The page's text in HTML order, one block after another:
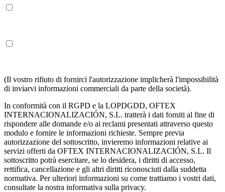
(Il vostro rifiuto di fornirci l'autorizzazione implicherà l'impossibilità
di inviarvi informazioni commerciali da parte della società).
In conformità con il RGPD e la LOPDGDD, OFTEX
INTERNACIONALIZACIÓN, S.L. tratterà i dati forniti al fine di
rispondere alle domande e/o ai reclami presentati attraverso questo
modulo e fornire le informazioni richieste. Sempre previa
autorizzazione del sottoscritto, invieremo informazioni relative ai
servizi offerti da OFTEX INTERNACIONALIZACIÓN, S.L. Il
sottoscritto potrà esercitare, se lo desidera, i diritti di accesso,
rettifica, cancellazione e gli altri diritti riconosciuti dalla suddetta
normativa. Per ulteriori informazioni su come trattiamo i vostri dati,
consultate la nostra informativa sulla privacy.